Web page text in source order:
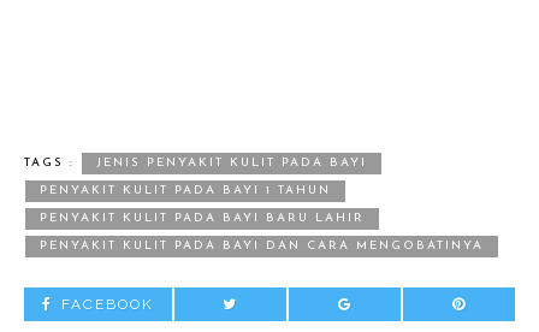
TAGS : JENIS PENYAKIT KULIT PADA BAYI
PENYAKIT KULIT PADA BAYI 1 TAHUN
PENYAKIT KULIT PADA BAYI BARU LAHIR
PENYAKIT KULIT PADA BAYI DAN CARA MENGOBATINYA
FACEBOOK